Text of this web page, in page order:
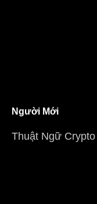
Người Mới
Thuật Ngữ Crypto